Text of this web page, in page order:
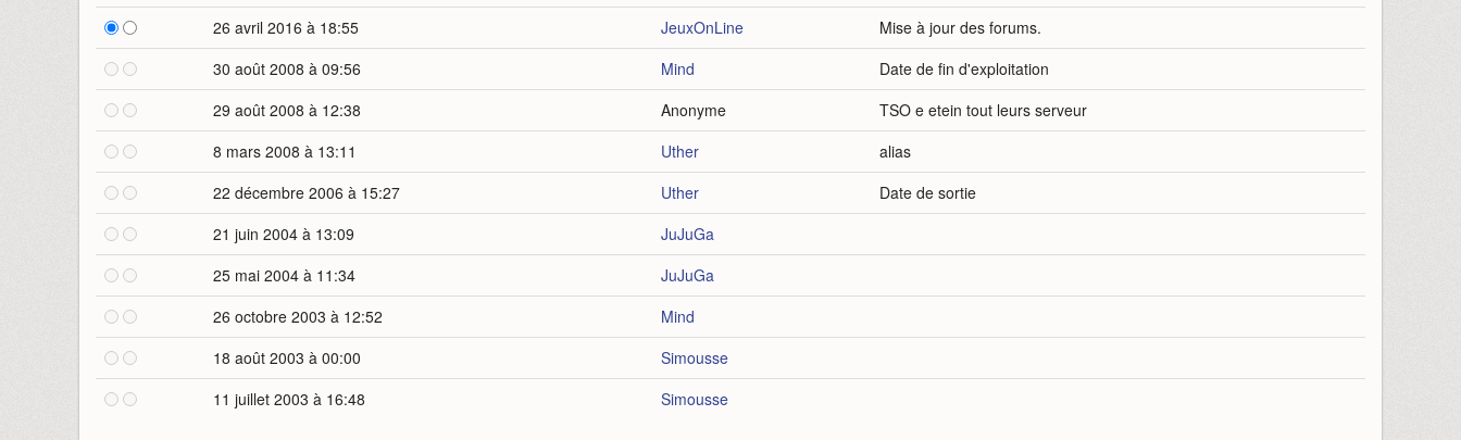
26 avril 2016 à 18:55
JeuxOnLine
Mise à jour des forums.
30 août 2008 à 09:56
Mind
Date de fin d'exploitation
29 août 2008 à 12:38
Anonyme
TSO e etein tout leurs serveur
8 mars 2008 à 13:11
Uther
alias
22 décembre 2006 à 15:27
Uther
Date de sortie
21 juin 2004 à 13:09
JuJuGa
25 mai 2004 à 11:34
JuJuGa
26 octobre 2003 à 12:52
Mind
18 août 2003 à 00:00
Simousse
11 juillet 2003 à 16:48
Simousse